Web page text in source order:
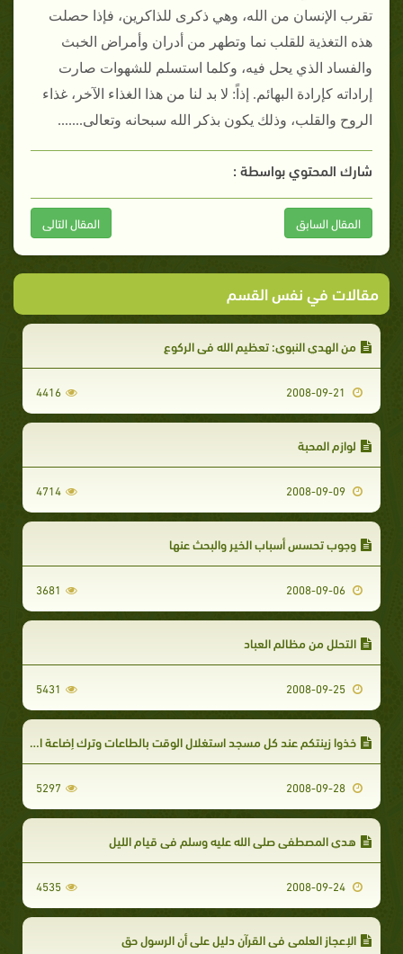
تقرب الإنسان من الله، وهي ذكرى للذاكرين، فإذا حصلت
هذه التغذية للقلب نما وتطهر من أدران وأمراض الخبث
والفساد الذي يحل فيه، وكلما استسلم للشهوات صارت
إراداته كإرادة البهائم. إذاً: لا بد لنا من هذا الغذاء الآخر، غذاء
الروح والقلب، وذلك يكون بذكر الله سبحانه وتعالى.......
شارك المحتوي بواسطة :
المقال السابق المقال التالى
مقالات في نفس القسم
من الهدي النبوي: تعظيم الله في الركوع
4416
لوازم المحبة
4714
وجوب تحسس أسباب الخير والبحث عنها
3681
التحلل من مظالم العباد
5431
خذوا زينتكم عند كل مسجد استغلال الوقت بالطاعات وترك إضاعة الأوقات
5297
هدي المصطفى صلى الله عليه وسلم في قيام الليل
4535
الإعجاز العلمي في القرآن دليل على أن الرسول حق